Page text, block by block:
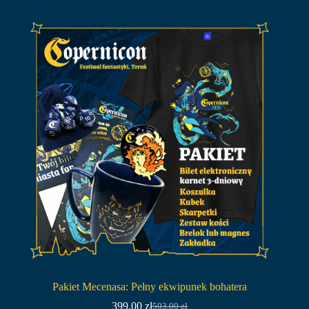
Pakiet Mecenasa: Pełny ekwipunek bohatera
503,00zł
399,00zł